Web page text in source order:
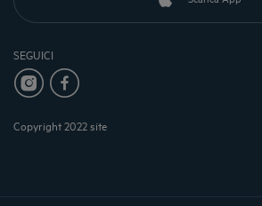
SEGUICI
Copyright 2022 site